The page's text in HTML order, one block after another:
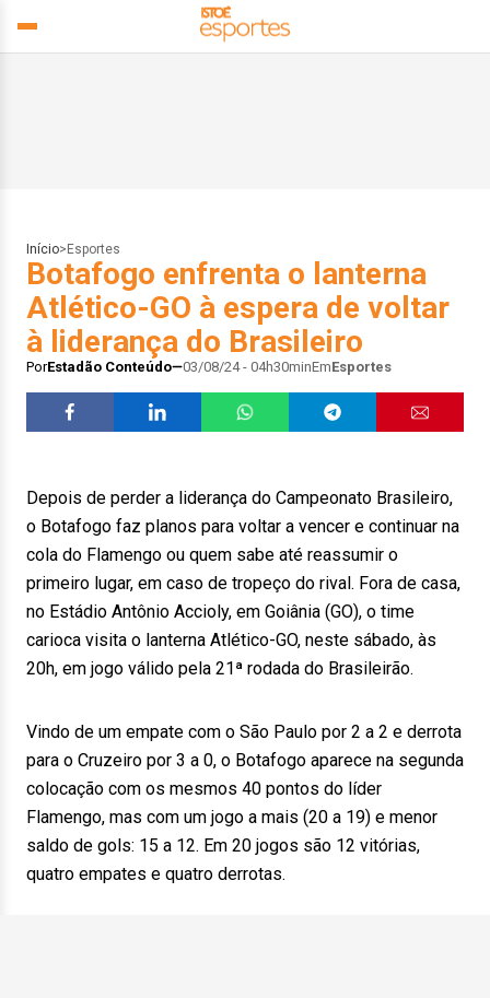
Início> Esportes
Botafogo enfrenta o lanterna
Atlético-GO à espera de voltar
à liderança do Brasileiro
PorEstadão Conteúdo 03/08/24 - 04h30minEmEsportes
Depois de perder a liderança do Campeonato Brasileiro,
o Botafogo faz planos para voltar a vencer e continuar na
cola do Flamengo ou quem sabe até reassumir o
primeiro lugar, em caso de tropeço do rival. Fora de casa,
no Estádio Antônio Accioly, em Goiânia (GO), o time
carioca visita o lanterna Atlético-GO, neste sábado, às
20h, em jogo válido pela 21ª rodada do Brasileirão.
Vindo de um empate com o São Paulo por 2 a 2 e derrota
para o Cruzeiro por 3 a 0, o Botafogo aparece na segunda
colocação com os mesmos 40 pontos do líder
Flamengo, mas com um jogo a mais (20 a 19) e menor
saldo de gols: 15 a 12. Em 20 jogos são 12 vitórias,
quatro empates e quatro derrotas.